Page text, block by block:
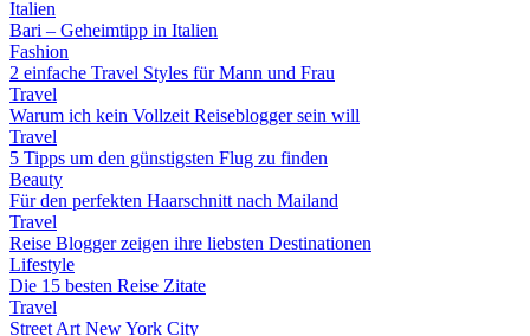
Italien
Bari – Geheimtipp in Italien
Fashion
2 einfache Travel Styles für Mann und Frau
Travel
Warum ich kein Vollzeit Reiseblogger sein will
Travel
5 Tipps um den günstigsten Flug zu finden
Beauty
Für den perfekten Haarschnitt nach Mailand
Travel
Reise Blogger zeigen ihre liebsten Destinationen
Lifestyle
Die 15 besten Reise Zitate
Travel
Street Art New York City